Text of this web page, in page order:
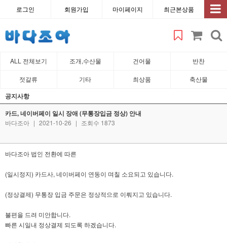
로그인 회원가입 마이페이지 최근본상품
ALL 전체보기 조개,수산물 건어물 반찬
젓갈류 기타 최상품 축산물
공지사항
카드, 네이버페이 일시 장애 (무통장입금 정상) 안내
바다조아 | 2021-10-26 | 조회수 1873
바다조아 법인 전환에 따른
(일시정지) 카드사, 네이버페이 연동이 며칠 소요되고 있습니다.
(정상결제) 무통장 입금 주문은 정상적으로 이뤄지고 있습니다.
불편을 드려 미안합니다.
빠른 시일내 정상결제 되도록 하겠습니다.